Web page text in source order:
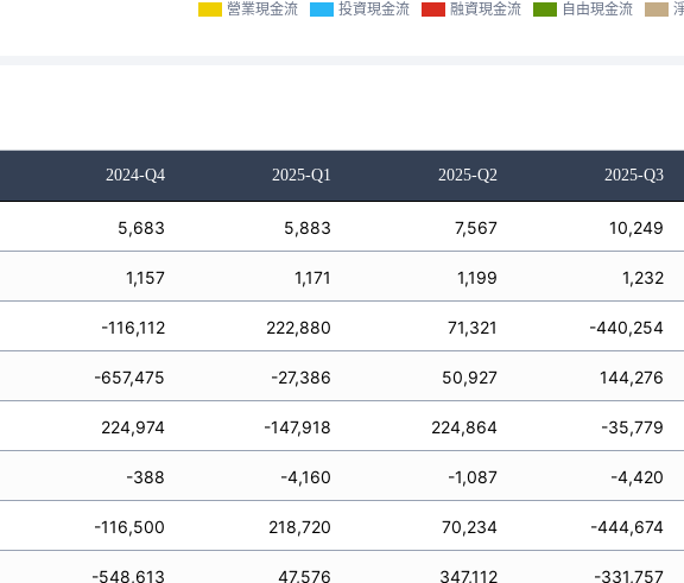
營業現金流 投資現金流 融資現金流 自由現金流
2024-Q4 2025-Q1 2025-Q2 2025-Q3
5,683 5,883 7,567 10,249
1,157 1,171 1,199 1,232
-116,112 222,880 71,321 -440,254
-657,475 -27,386 50,927 144,276
224,974 -147,918 224,864 -35,779
-388 -4,160 -1,087 -4,420
-116,500 218,720 70,234 -444,674
-548,613 47,576 347,112 -331,757